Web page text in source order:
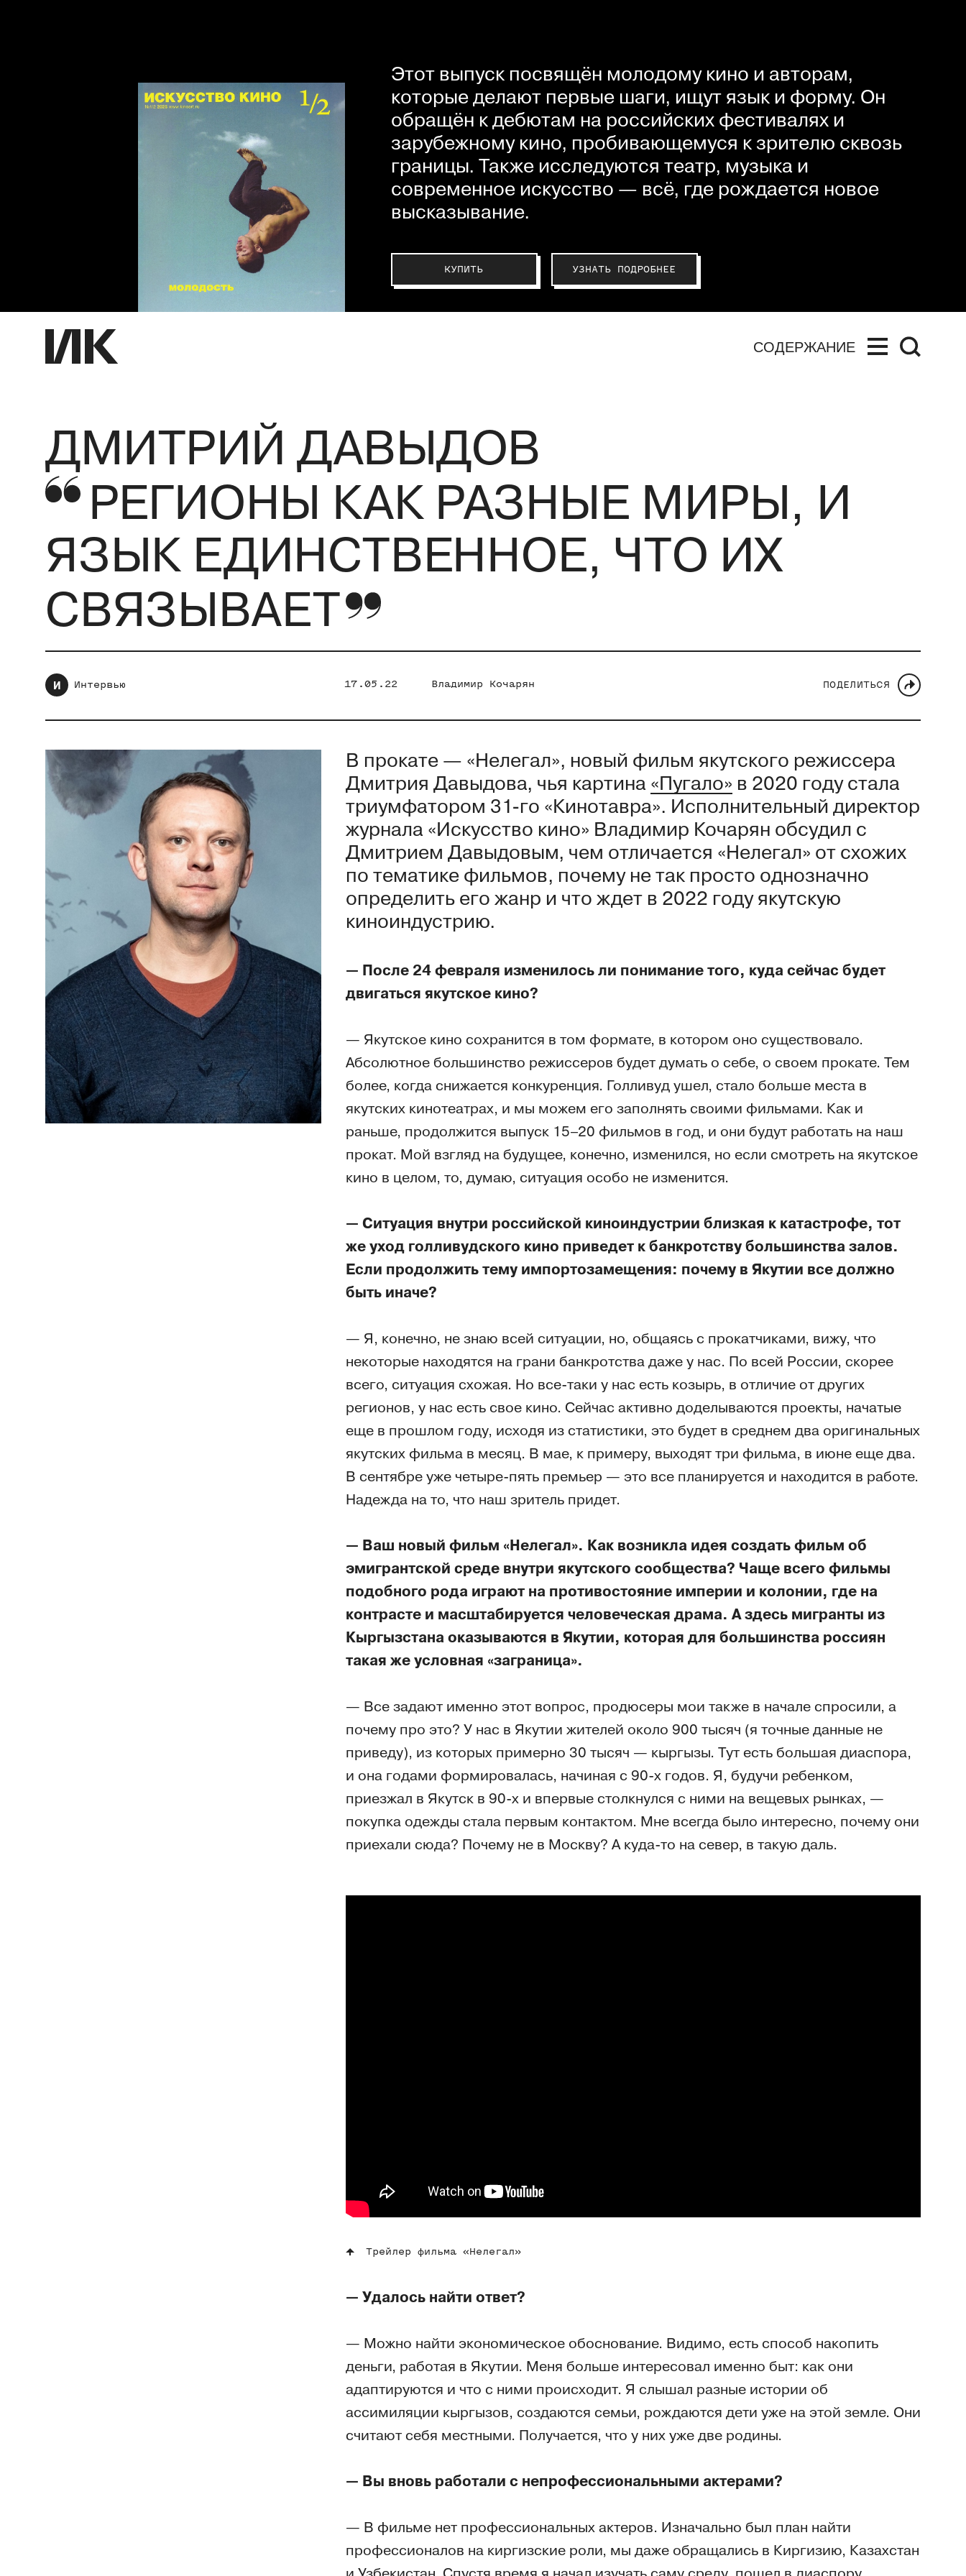
Этот выпуск посвящён молодому кино и авторам,
которые делают первые шаги, ищут язык и форму. Он
обращён к дебютам на российских фестивалях и
зарубежному кино, пробивающемуся к зрителю сквозь
границы. Также исследуются театр, музыка и
современное искусство — всё, где рождается новое
высказывание.
КУПИТЬ УЗНАТЬ ПОДРОБНЕЕ
СОДЕРЖАНИЕ
ДМИТРИЙ ДАВЫДОВ
РЕГИОНЫ КАК РАЗНЫЕ МИРЫ, И
ЯЗЫК ЕДИНСТВЕННОЕ, ЧТО ИХ
СВЯЗЫВАЕТ
И Интервью 17.05.22 Владимир Кочарян ПОДЕЛИТЬСЯ
В прокате — «Нелегал», новый фильм якутского режиссера
Дмитрия Давыдова, чья картина «Пугало» в 2020 году стала
триумфатором 31-го «Кинотавра». Исполнительный директор
журнала «Искусство кино» Владимир Кочарян обсудил с
Дмитрием Давыдовым, чем отличается «Нелегал» от схожих
по тематике фильмов, почему не так просто однозначно
определить его жанр и что ждет в 2022 году якутскую
киноиндустрию.
— После 24 февраля изменилось ли понимание того, куда сейчас будет
двигаться якутское кино?
— Якутское кино сохранится в том формате, в котором оно существовало.
Абсолютное большинство режиссеров будет думать о себе, о своем прокате. Тем
более, когда снижается конкуренция. Голливуд ушел, стало больше места в
якутских кинотеатрах, и мы можем его заполнять своими фильмами. Как и
раньше, продолжится выпуск 15–20 фильмов в год, и они будут работать на наш
прокат. Мой взгляд на будущее, конечно, изменился, но если смотреть на якутское
кино в целом, то, думаю, ситуация особо не изменится.
— Ситуация внутри российской киноиндустрии близкая к катастрофе, тот
же уход голливудского кино приведет к банкротству большинства залов.
Если продолжить тему импортозамещения: почему в Якутии все должно
быть иначе?
— Я, конечно, не знаю всей ситуации, но, общаясь с прокатчиками, вижу, что
некоторые находятся на грани банкротства даже у нас. По всей России, скорее
всего, ситуация схожая. Но все-таки у нас есть козырь, в отличие от других
регионов, у нас есть свое кино. Сейчас активно доделываются проекты, начатые
еще в прошлом году, исходя из статистики, это будет в среднем два оригинальных
якутских фильма в месяц. В мае, к примеру, выходят три фильма, в июне еще два.
В сентябре уже четыре-пять премьер — это все планируется и находится в работе.
Надежда на то, что наш зритель придет.
— Ваш новый фильм «Нелегал». Как возникла идея создать фильм об
эмигрантской среде внутри якутского сообщества? Чаще всего фильмы
подобного рода играют на противостояние империи и колонии, где на
контрасте и масштабируется человеческая драма. А здесь мигранты из
Кыргызстана оказываются в Якутии, которая для большинства россиян
такая же условная «заграница».
— Все задают именно этот вопрос, продюсеры мои также в начале спросили, а
почему про это? У нас в Якутии жителей около 900 тысяч (я точные данные не
приведу), из которых примерно 30 тысяч — кыргызы. Тут есть большая диаспора,
и она годами формировалась, начиная с 90-х годов. Я, будучи ребенком,
приезжал в Якутск в 90-х и впервые столкнулся с ними на вещевых рынках, —
покупка одежды стала первым контактом. Мне всегда было интересно, почему они
приехали сюда? Почему не в Москву? А куда-то на север, в такую даль.
Трейлер фильма «Нелегал»
— Удалось найти ответ?
— Можно найти экономическое обоснование. Видимо, есть способ накопить
деньги, работая в Якутии. Меня больше интересовал именно быт: как они
адаптируются и что с ними происходит. Я слышал разные истории об
ассимиляции кыргызов, создаются семьи, рождаются дети уже на этой земле. Они
считают себя местными. Получается, что у них уже две родины.
— Вы вновь работали с непрофессиональными актерами?
— В фильме нет профессиональных актеров. Изначально был план найти
профессионалов на киргизские роли, мы даже обращались в Киргизию, Казахстан